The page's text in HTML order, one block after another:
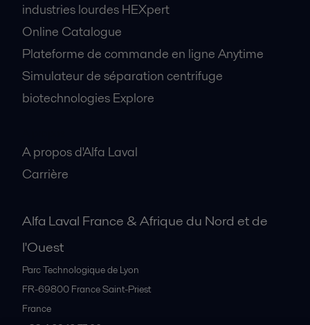
industries lourdes HEXpert
Online Catalogue
Plateforme de commande en ligne Anytime
Simulateur de séparation centrifuge
biotechnologies Explore
A propos d'Alfa Laval
Carrière
Alfa Laval France & Afrique du Nord et de
l'Ouest
Parc Technologique de Lyon
FR-69800 France Saint-Priest
France